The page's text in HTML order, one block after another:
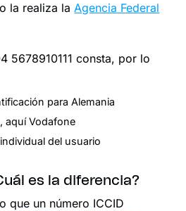
la realiza laAgencia Federal
5678910111 consta, por lo
para Alemania
aquí Vodafone
del usuario
es la diferencia?
que un número ICCID